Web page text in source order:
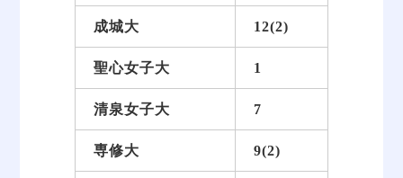
成城大 12(2)
聖心女子大 1
清泉女子大 7
専修大 9(2)